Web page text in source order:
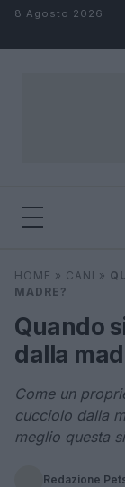
Salta al contenuto
8 Agosto 2026
Cerca
HOME » CANI »
MADRE?
Quando
dalla
Come un
cucciolo dalla
meglio questa
Redazione